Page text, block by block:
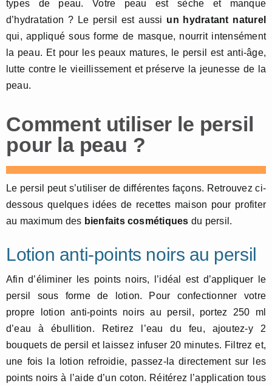
types de peau. Votre peau est sèche et manque
d’hydratation ? Le persil est aussi un hydratant naturel
qui, appliqué sous forme de masque, nourrit intensément
la peau. Et pour les peaux matures, le persil est anti-âge,
lutte contre le vieillissement et préserve la jeunesse de la
peau.
Comment utiliser le persil
pour la peau ?
Le persil peut s’utiliser de différentes façons. Retrouvez ci-
dessous quelques idées de recettes maison pour profiter
au maximum des bienfaits cosmétiques du persil.
Lotion anti-points noirs au persil
Afin d’éliminer les points noirs, l’idéal est d’appliquer le
persil sous forme de lotion. Pour confectionner votre
propre lotion anti-points noirs au persil, portez 250 ml
d’eau à ébullition. Retirez l’eau du feu, ajoutez-y 2
bouquets de persil et laissez infuser 20 minutes. Filtrez et,
une fois la lotion refroidie, passez-la directement sur les
points noirs à l’aide d’un coton. Réitérez l’application tous